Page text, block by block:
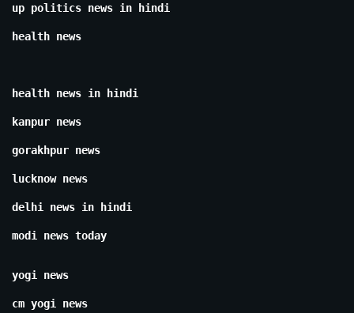
up politics news in hindi
health news
health news in hindi
kanpur news
gorakhpur news
lucknow news
delhi news in hindi
modi news today
yogi news
cm yogi news